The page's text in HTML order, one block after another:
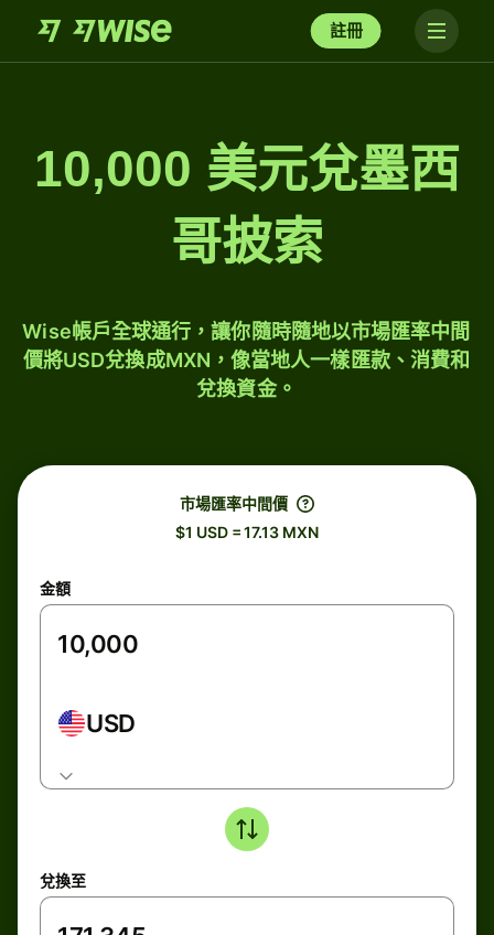
註冊
10,000 美元兌墨西
哥披索
Wise帳戶全球通行，讓你隨時隨地以市場匯率中間
價將USD兌換成MXN，像當地人一樣匯款、消費和
兌換資金。
市場匯率中間價
$1 USD = 17.13 MXN
金額
USD
兌換至